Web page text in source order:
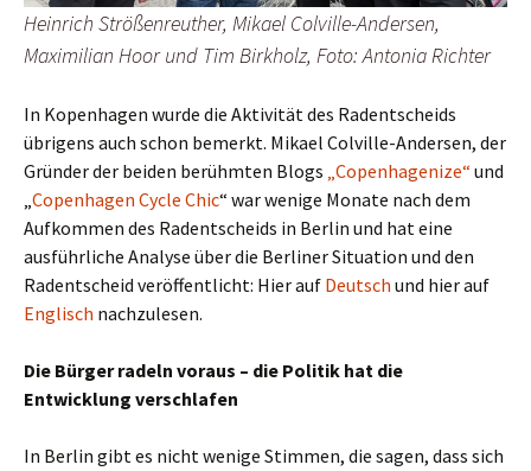
Heinrich Strößenreuther, Mikael Colville-Andersen,
Maximilian Hoor und Tim Birkholz, Foto: Antonia Richter
In Kopenhagen wurde die Aktivität des Radentscheids
übrigens auch schon bemerkt. Mikael Colville-Andersen, der
Gründer der beiden berühmten Blogs „Copenhagenize“ und
„Copenhagen Cycle Chic“ war wenige Monate nach dem
Aufkommen des Radentscheids in Berlin und hat eine
ausführliche Analyse über die Berliner Situation und den
Radentscheid veröffentlicht: Hier auf Deutsch und hier auf
Englisch nachzulesen.
Die Bürger radeln voraus – die Politik hat die
Entwicklung verschlafen
In Berlin gibt es nicht wenige Stimmen, die sagen, dass sich